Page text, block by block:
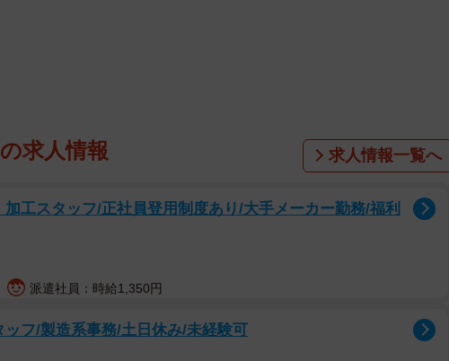
突如投げかけられる予想外の質問（吉谷光平さん提供）
木は「早く仕事に戻りたい」と憂鬱な気分になります。朝から晩ま
うな「つまらないガキの話」を聞かされ続ける時間は、彼にとって地
木は、面接官をやりたがる人間は現場で仕事ができない無能だと切り
います。
求人情報 求人情報一覧へ
工スタッフ/正社員登用制度あり/大手メーカー勤務/福利
派遣社員：時給1,350円
ッフ/製造系事務/土日休み/未経験可